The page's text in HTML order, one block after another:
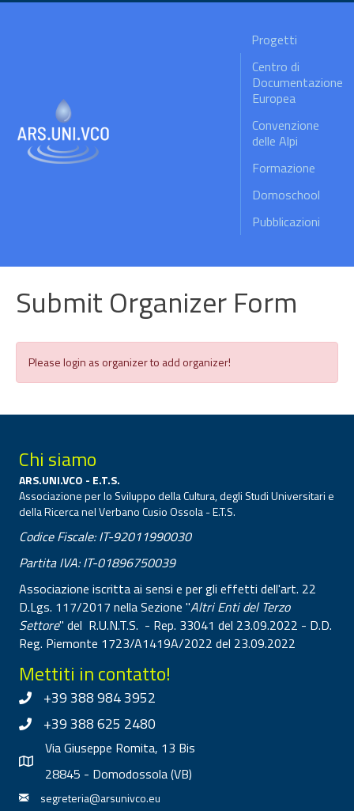
Progetti
Centro di
Documentazione
Europea
Convenzione
delle Alpi
Formazione
Domoschool
Pubblicazioni
Submit Organizer Form
Please login as organizer to add organizer!
Chi siamo
ARS.UNI.VCO - E.T.S.
Associazione per lo Sviluppo della Cultura, degli Studi Universitari e
della Ricerca nel Verbano Cusio Ossola - E.T.S.
Codice Fiscale: IT-92011990030
Partita IVA: IT-01896750039
Associazione iscritta ai sensi e per gli effetti dell'art. 22
D.Lgs. 117/2017 nella Sezione "Altri Enti del Terzo
Settore" del R.U.N.T.S. - Rep. 33041 del 23.09.2022 - D.D.
Reg. Piemonte 1723/A1419A/2022 del 23.09.2022
Mettiti in contatto!
+39 388 984 3952
+39 388 625 2480
Via Giuseppe Romita, 13 Bis
28845 - Domodossola (VB)
segreteria@arsunivco.eu